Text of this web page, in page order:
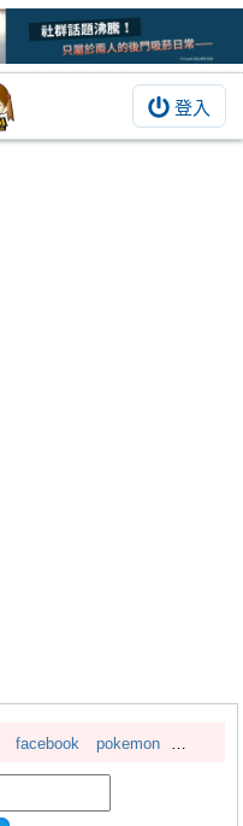
登入
facebook pokemon